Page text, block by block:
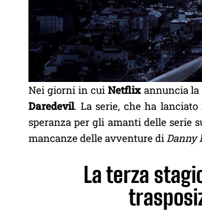
Nei giorni in cui Netflixannuncia la
Daredevil. La serie, che ha
speranza per gli amanti delle serie
mancanze delle avventure diDanny
La terza